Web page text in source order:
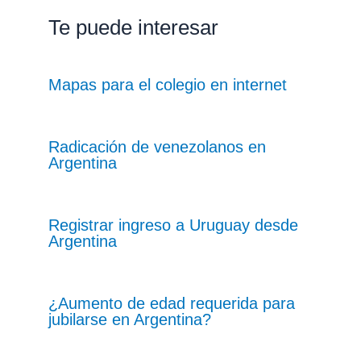
Te puede interesar
Mapas para el colegio en internet
Radicación de venezolanos en
Argentina
Registrar ingreso a Uruguay desde
Argentina
¿Aumento de edad requerida para
jubilarse en Argentina?